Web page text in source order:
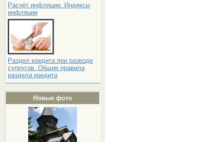
Расчёт инфляции. Индексы
инфляции
Раздел кредита при разводе
супругов. Общие правила
раздела кредита
Новые фото